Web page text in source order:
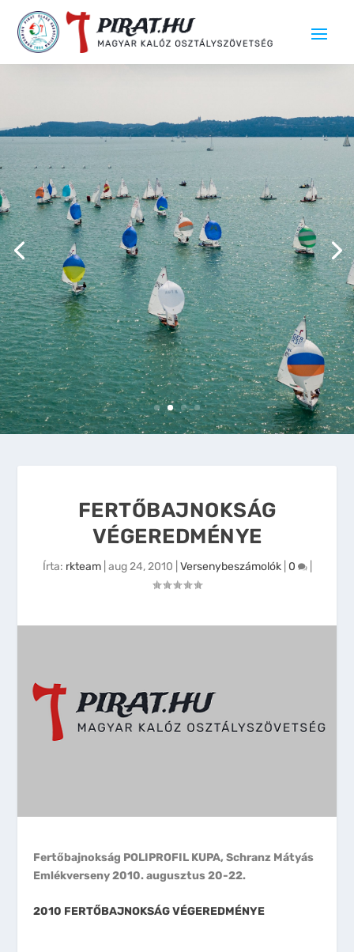
FERTŐBAJNOKSÁG
VÉGEREDMÉNYE
Írta: rkteam| aug 24, 2010 Versenybeszámolók| 0 |
Fertőbajnokság POLIPROFIL KUPA, Schranz Mátyás
Emlékverseny 2010. augusztus 20-22.
2010 FERTŐBAJNOKSÁG VÉGEREDMÉNYE